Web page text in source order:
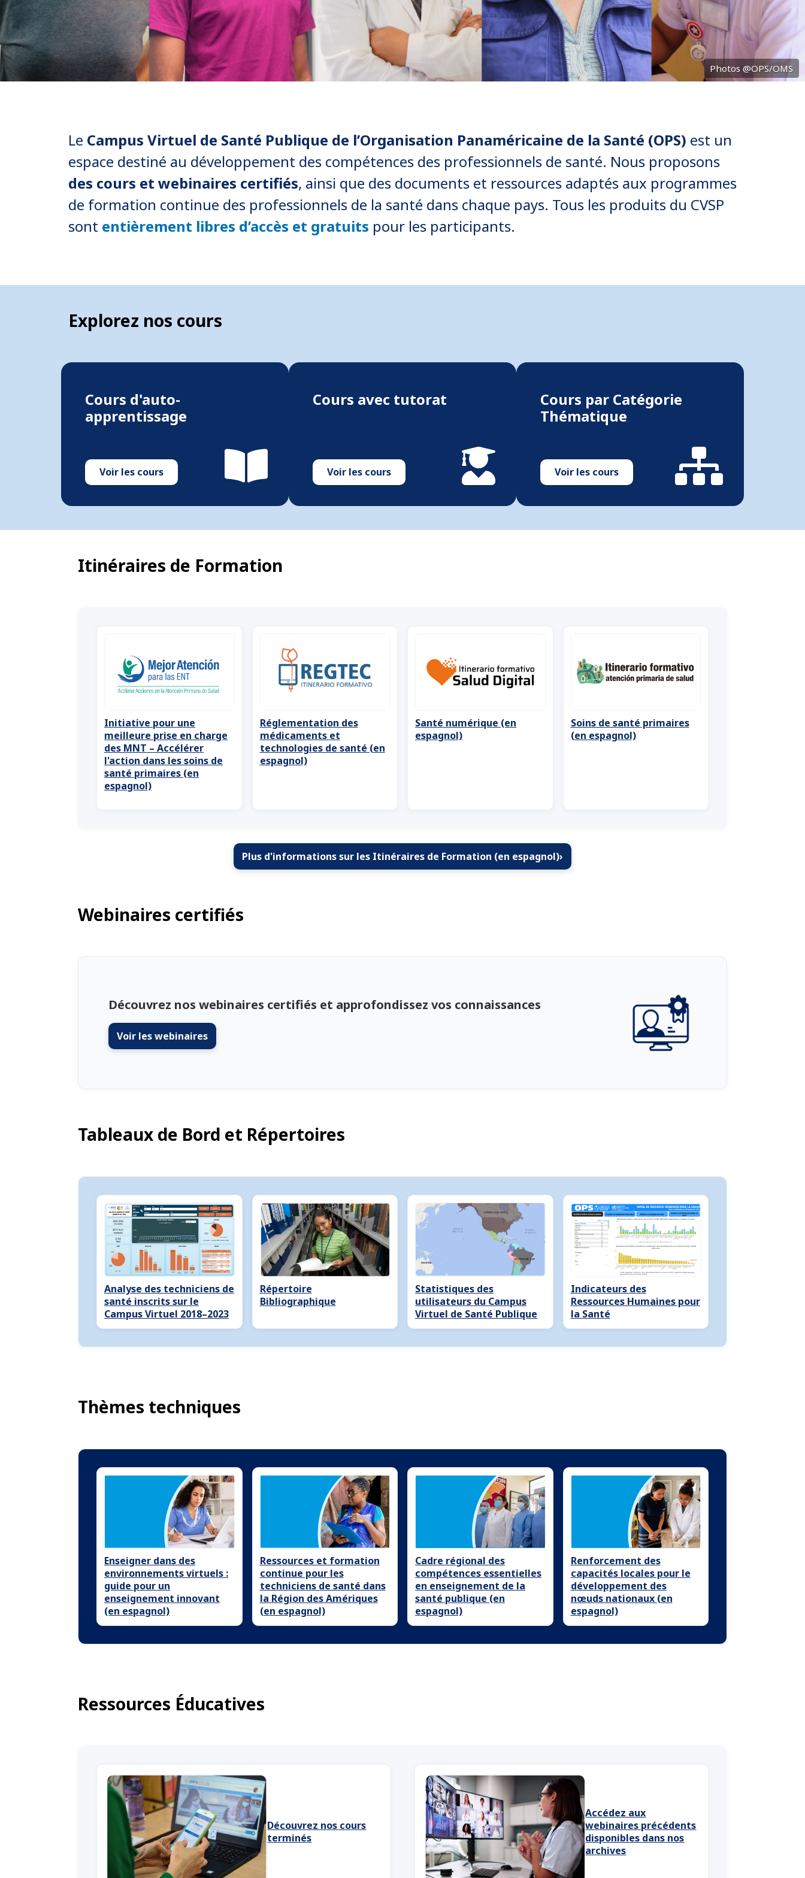
En Savoir Plus
Photos @OPS/OMS
Le Campus Virtuel de Santé Publique de l’Organisation Panaméricaine de la Santé (OPS) est un
espace destiné au développement des compétences des professionnels de santé. Nous proposons
des cours et webinaires certifiés, ainsi que des documents et ressources adaptés aux programmes
de formation continue des professionnels de la santé dans chaque pays. Tous les produits du CVSP
sont entièrement libres d’accès et gratuits pour les participants.
Explorez nos cours
Cours d'auto-
apprentissage
Voir les cours
Cours avec tutorat
Voir les cours
Cours par Catégorie
Thématique
Voir les cours
Itinéraires de Formation
Initiative pour une
meilleure prise en charge
des MNT – Accélérer
l'action dans les soins de
santé primaires (en
espagnol)
Réglementation des
médicaments et
technologies de santé (en
espagnol)
Santé numérique (en
espagnol)
Soins de santé primaires
(en espagnol)
Plus d'informations sur les Itinéraires de Formation (en espagnol)›
Webinaires certifiés
Découvrez nos webinaires certifiés et approfondissez vos connaissances
Voir les webinaires
Tableaux de Bord et Répertoires
Analyse des techniciens de
santé inscrits sur le
Campus Virtuel 2018–2023
Répertoire
Bibliographique
Statistiques des
utilisateurs du Campus
Virtuel de Santé Publique
Indicateurs des
Ressources Humaines pour
la Santé
Thèmes techniques
Enseigner dans des
environnements virtuels :
guide pour un
enseignement innovant
(en espagnol)
Ressources et formation
continue pour les
techniciens de santé dans
la Région des Amériques
(en espagnol)
Cadre régional des
compétences essentielles
en enseignement de la
santé publique (en
espagnol)
Renforcement des
capacités locales pour le
développement des
nœuds nationaux (en
espagnol)
Ressources Éducatives
Découvrez nos cours
terminés
Accédez aux
webinaires précédents
disponibles dans nos
archives